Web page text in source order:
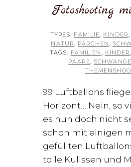
Fotoshooting
TYPES: FAMILIE KINDER
NATUR
PÄRCHEN
TAGS: FAMILIEN KINDER
PAARE
99 Luftballons
Horizont… Nein, so
es nun doch nicht
schon mit einigen
gefüllten
tolle Kulissen und